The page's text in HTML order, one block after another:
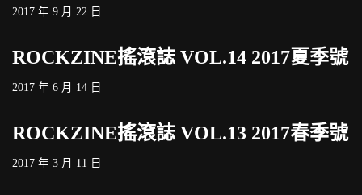
2017 年 9 月 22 日
ROCKZINE搖滾誌 VOL.14 2017夏季號
2017 年 6 月 14 日
ROCKZINE搖滾誌 VOL.13 2017春季號
2017 年 3 月 11 日